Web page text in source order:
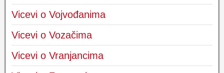
Vicevi o Vojvođanima
Vicevi o Vozačima
Vicevi o Vranjancima